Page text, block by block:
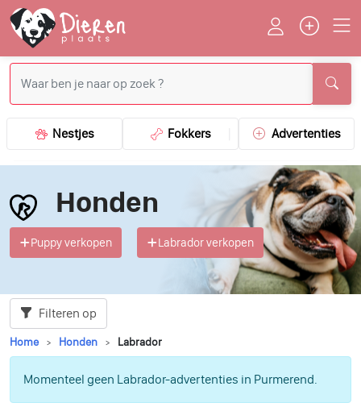
Nestjes Fokkers Advertenties
Honden
Puppy verkopen Labrador verkopen
Filteren op
Home Honden Labrador
Momenteel geen Labrador-advertenties in Purmerend.